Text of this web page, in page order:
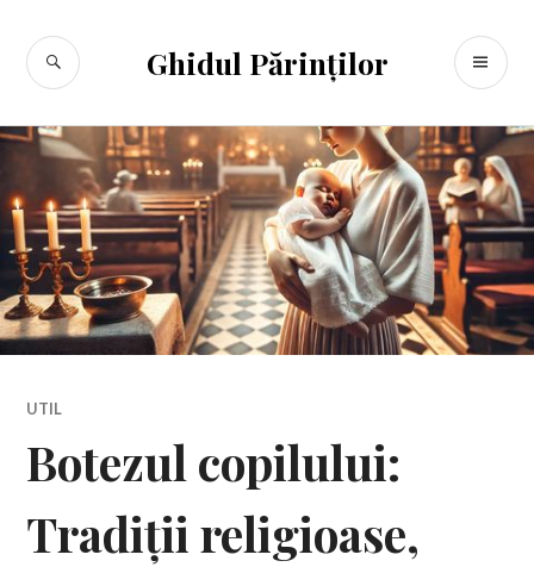
conținut
Ghidul Părinților
CĂUTARE
UTIL
Botezul copilului:
Tradiții religioase,